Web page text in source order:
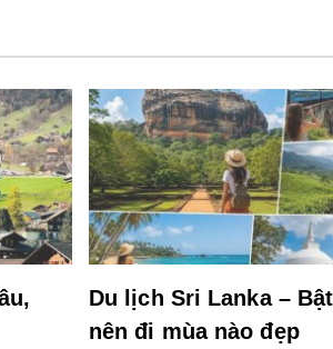
Du lịch Sri Lanka –
nên đi mùa nào đẹp